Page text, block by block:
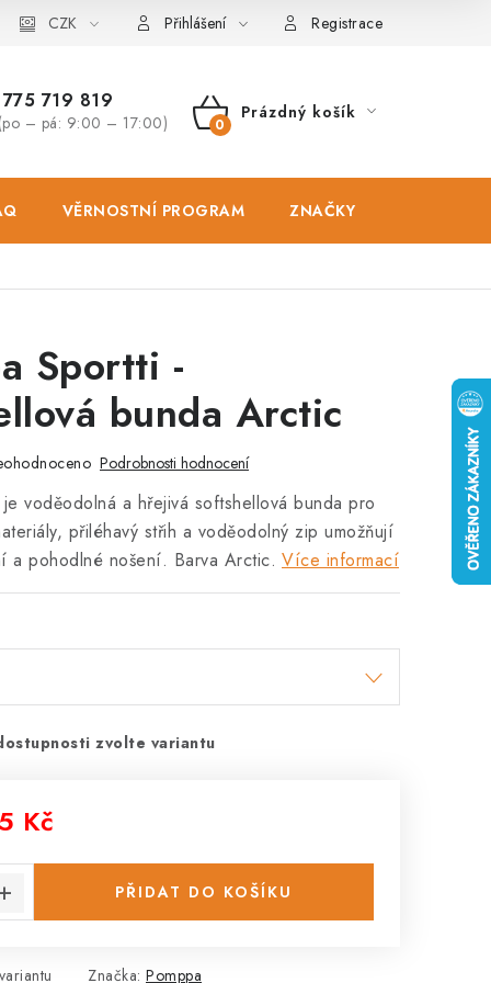
údajů Zásady použivání souboru cookies
CZK Přihlášení Registrace
775 719 819
(po – pá: 9:00 – 17:00)
NÁKUPNÍ
Prázdný košík
VĚRNOSTNÍ PROGRAM ZNAČKY
Sportti -
bunda Arctic
Podrobnosti hodnocení
voděodolná a hřejivá softshellová bunda pro
přiléhavý střih a voděodolný zip umožňují
a pohodlné nošení. Barva Arctic. Více informací
zvolte variantu
Kč
PŘIDAT DO KOŠÍKU
Značka: Pomppa